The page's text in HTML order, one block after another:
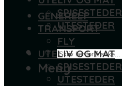
SPISESTEDER
UTESTEDER
Meny
GENERELT
TRANSPORT
FLY
UTELIV OG MAT
SPISESTEDER
UTESTEDER